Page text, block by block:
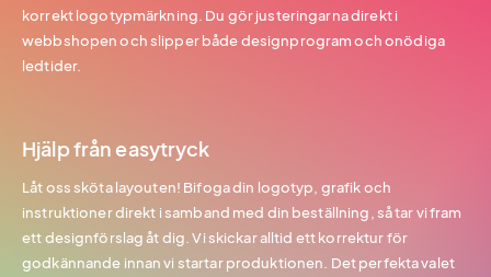
korrekt logotypmärkning. Du gör justeringarna direkt i
webbshopen och slipper både designprogram och onödiga
ledtider.
Hjälp från easytryck
Låt oss sköta layouten! Bifoga din logotyp, grafik och
instruktioner direkt i samband med din beställning, så tar vi fram
ett designförslag åt dig. Vi skickar alltid ett korrektur för
godkännande innan vi startar produktionen. Det perfekta valet